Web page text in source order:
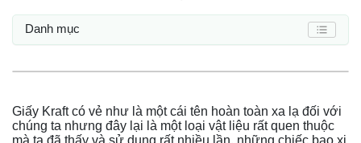
Danh mục
Giấy Kraft có vẻ như là một cái tên hoàn toàn xa lạ đối với
chúng ta nhưng đây lại là một loại vật liệu rất quen thuộc
mà ta đã thấy và sử dụng rất nhiều lần, những chiếc bao xi